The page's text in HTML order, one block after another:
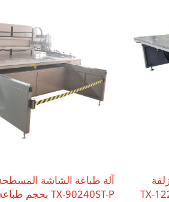
آلة طباعة الشاشة
TX-90240ST-P بحجم طباعة كبير